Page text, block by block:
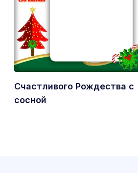
Счастливого Рождества с
сосной